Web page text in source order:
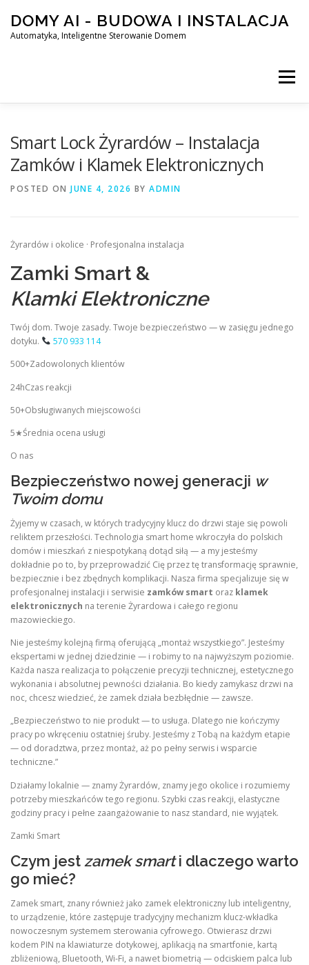
content
DOMY AI - BUDOWA I INSTALACJA
Automatyka, Inteligentne Sterowanie Domem
Menu
Smart Lock Żyrardów – Instalacja
Zamków i Klamek Elektronicznych
POSTED ON JUNE 4, 2026 BY ADMIN
Żyrardów i okolice · Profesjonalna instalacja
Zamki Smart &
Klamki Elektroniczne
Twój dom. Twoje zasady. Twoje bezpieczeństwo — w zasięgu jednego
dotyku.
570 933 114
500+Zadowolonych klientów
24hCzas reakcji
50+Obsługiwanych miejscowości
5★Średnia ocena usługi
O nas
Bezpieczeństwo nowej generacji w
Twoim domu
Żyjemy w czasach, w których tradycyjny klucz do drzwi staje się powoli
reliktem przeszłości. Technologia smart home wkroczyła do polskich
domów i mieszkań z niespotykaną dotąd siłą — a my jesteśmy
dokładnie po to, by przeprowadzić Cię przez tę transformację sprawnie,
bezpiecznie i bez zbędnych komplikacji. Nasza firma specjalizuje się w
profesjonalnej instalacji i serwisie zamków smart oraz klamek
elektronicznych na terenie Żyrardowa i całego regionu
mazowieckiego.
Nie jesteśmy kolejną firmą oferującą „montaż wszystkiego”. Jesteśmy
ekspertami w jednej dziedzinie — i robimy to na najwyższym poziomie.
Każda nasza realizacja to połączenie precyzji technicznej, estetycznego
wykonania i absolutnej pewności działania. Bo kiedy zamykasz drzwi na
noc, chcesz wiedzieć, że zamek działa bezbłędnie — zawsze.
„Bezpieczeństwo to nie produkt — to usługa. Dlatego nie kończymy
pracy po wkręceniu ostatniej śruby. Jesteśmy z Tobą na każdym etapie
— od doradztwa, przez montaż, aż po pełny serwis i wsparcie
techniczne.”
Działamy lokalnie — znamy Żyrardów, znamy jego okolice i rozumiemy
potrzeby mieszkańców tego regionu. Szybki czas reakcji, elastyczne
godziny pracy i pełne zaangażowanie to nasz standard, nie wyjątek.
Zamki Smart
Czym jest zamek smarti dlaczego warto
go mieć?
Zamek smart, znany również jako zamek elektroniczny lub inteligentny,
to urządzenie, które zastępuje tradycyjny mechanizm klucz-wkładka
nowoczesnym systemem sterowania cyfrowego. Otwierasz drzwi
kodem PIN na klawiaturze dotykowej, aplikacją na smartfonie, kartą
zbliżeniową, Bluetooth, Wi-Fi, a nawet biometrią — odciskiem palca lub